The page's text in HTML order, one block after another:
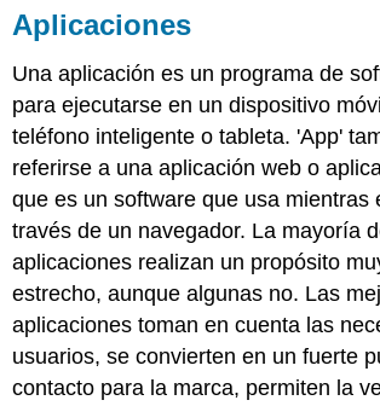
Aplicaciones
Una aplicación es un programa de
para ejecutarse en un dispositivo
teléfono inteligente o tableta. 'App'
referirse a una aplicación web o
que es un software que usa mientras
través de un navegador. La mayoría
aplicaciones realizan un propósito
estrecho, aunque algunas no. Las
aplicaciones toman en cuenta las
usuarios, se convierten en un fuerte
contacto para la marca, permiten la